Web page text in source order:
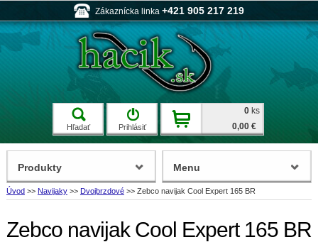
Zákaznícka linka +421 905 217 219
Hľadať Prihlásiť
0 ks
0,00 €
Úvod >> Navijaky >> Dvojbrzdové >> Zebco navijak Cool Expert 165 BR
Zebco navijak Cool Expert 165 BR
Produkty Menu